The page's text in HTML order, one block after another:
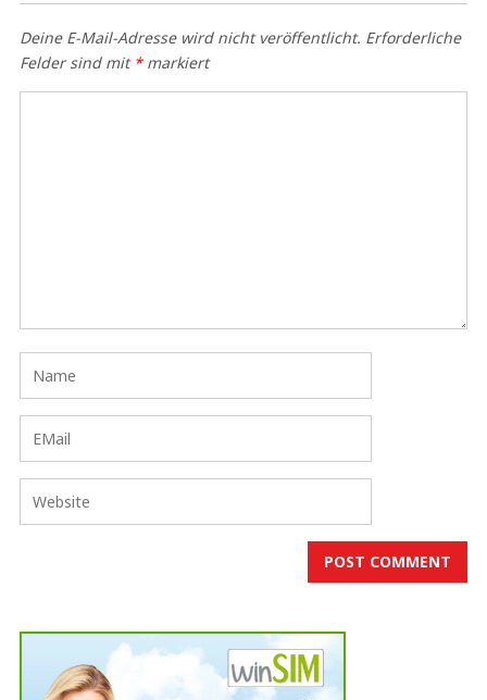
Deine E-Mail-Adresse wird nicht veröffentlicht. Erforderliche
Felder sind mit *markiert